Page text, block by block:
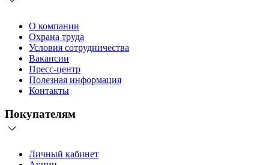
О компании
Охрана труда
Условия сотрудничества
Вакансии
Пресс-центр
Полезная информация
Контакты
Покупателям
Личный кабинет